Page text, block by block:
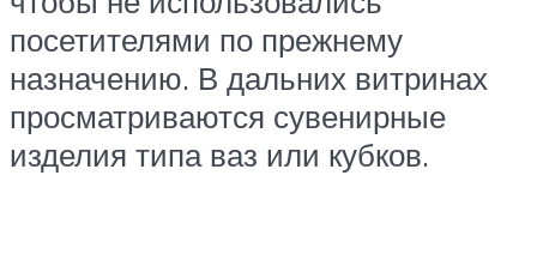
посетителями по прежнему
назначению. В дальних витринах
просматриваются сувенирные
изделия типа ваз или кубков.